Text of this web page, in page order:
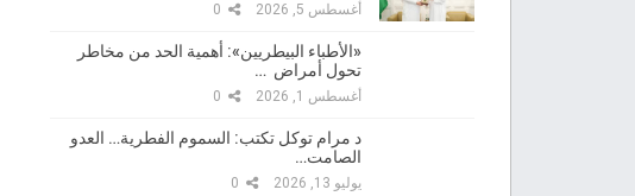
أغسطس 5, 2026
«الأطباء البيطريين»: أهمية الحد من مخاطر
تحول أمراض …
أغسطس 1, 2026
د مرام توكل تكتب: السموم الفطرية… العدو
الصامت…
يوليو 13, 2026